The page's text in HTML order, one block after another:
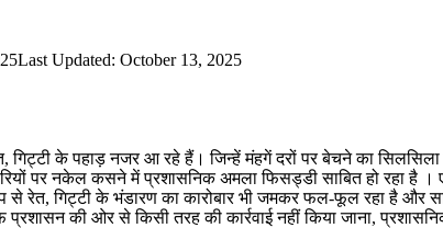
Last Updated: October 13, 2025
गिट्टी के पहाड़ नजर आ रहे हैं। जिन्हें मंहगें दरों पर बेचने का सिलसिला
पर नकेल कसने में प्रशासनिक अमला फिसड्डी साबित हो रहा है
रेत, गिट्टी के भंडारण का कारोबार भी जमकर फल-फूल रहा है और
की ओर से किसी तरह की कार्रवाई नहीं किया जाना,